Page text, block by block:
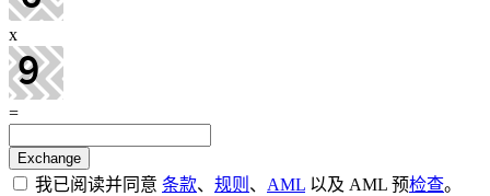
x
=
我已阅读并同意 条款、 规则 、 AML 以及 AML 预检查。